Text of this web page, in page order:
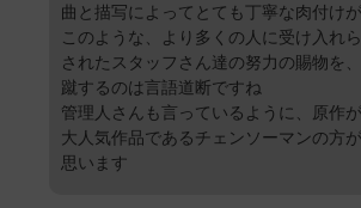
曲と描写によってとても丁寧な肉付け
このような、より多くの人に受け入れ
されたスタッフさん達の努力の賜物を
蹴するのは言語道断ですね
管理人さんも言っているように、原作
大人気作品であるチェンソーマンの方
思います